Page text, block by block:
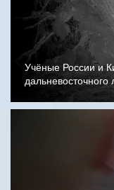
Учёные России и
дальневосточного